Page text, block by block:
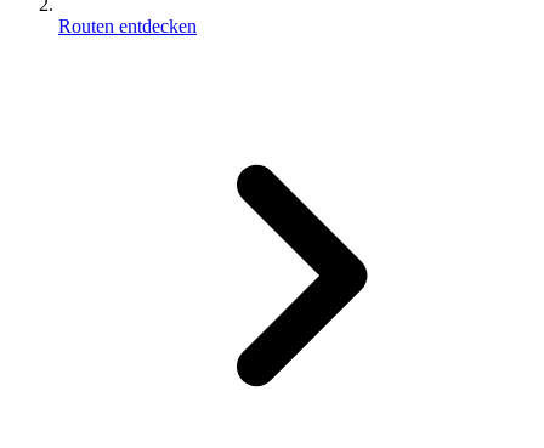
Routen entdecken